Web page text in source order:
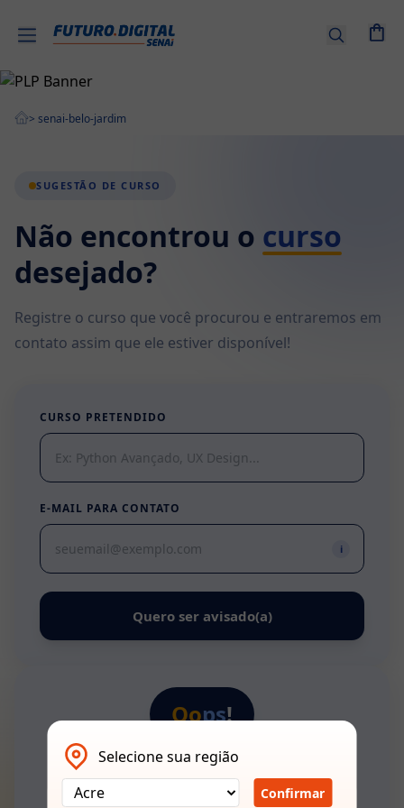
Política de cookies
Selecione sua região
Confirmar
se
tema
Senai
EAD
de
Cursos
Profissionalizantes
Graduação
Pós-
Graduação
curso
conosco
> senai-belo-jardim
SUGESTÃO DE CURSO
Não encontrou o curso
desejado?
Registre o curso que você procurou e entraremos em
contato assim que ele estiver disponível!
CURSO PRETENDIDO
E-MAIL PARA CONTATO
i
Quero ser avisado(a)
Oops!
🔍 📚 💡